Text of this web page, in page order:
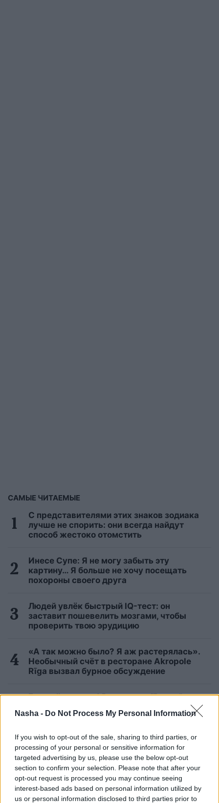
Nasha - Do Not Process My Personal Information
If you wish to opt-out of the sale, sharing to third parties, or
processing of your personal or sensitive information for
targeted advertising by us, please use the below opt-out
section to confirm your selection. Please note that after your
opt-out request is processed you may continue seeing
interest-based ads based on personal information utilized by
us or personal information disclosed to third parties prior to
САМЫЕ ЧИТАЕМЫЕ
С представителями этих знаков зодиака
лучше не спорить: они всегда найдут
способ жестоко отомстить
Инесе Супе: Я не могу забыть эту
картину… Я больше не хочу посещать
похороны своего друга
Людей увлёк быстрый IQ-тест: он
заставит пошевелить мозгами, чтобы
проверить твою эрудицию
«А так можно было? Я аж растерялась».
Необычный счёт в ресторане Akropole
Rīga вызвал бурное обсуждение
Бедный человек! В магазине “Pepco”
ему определённо не следовало бы
Читать другие новости